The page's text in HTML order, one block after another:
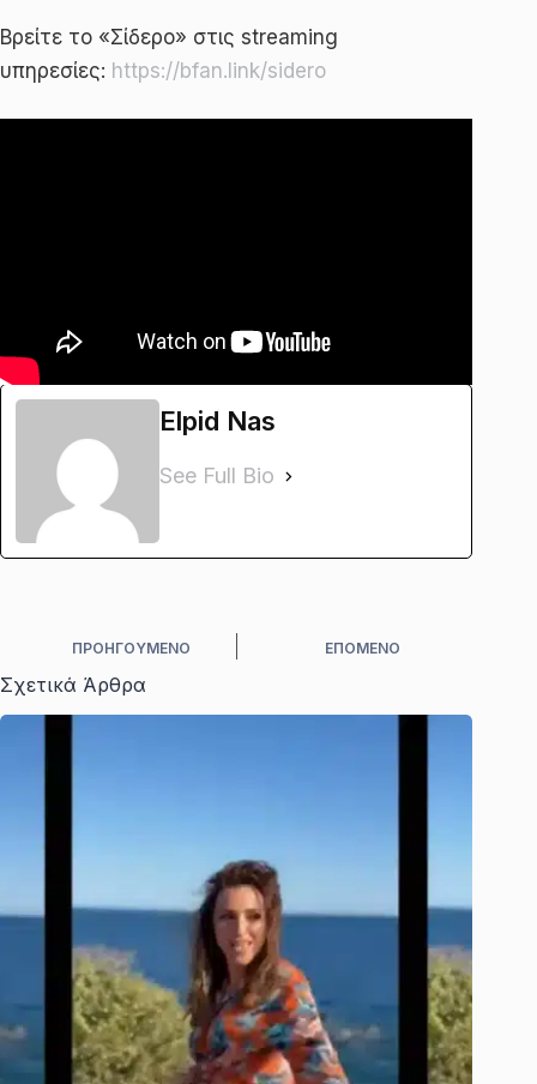
Βρείτε το «Σίδερο» στις streaming
υπηρεσίες: https://bfan.link/sidero
Elpid Nas
See Full Bio
ΠΡΟΗΓΟΎΜΕΝΟ ΕΠΌΜΕΝΟ
Σχετικά Άρθρα